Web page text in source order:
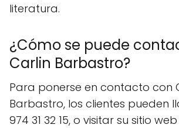
literatura.
¿Cómo se puede
Carlin Barbastro?
Para ponerse en contacto con
Barbastro, los clientes pueden
974 31 32 15, o visitar su sitio